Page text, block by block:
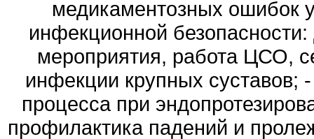
медикаментозных ошибок
инфекционной
мероприятия, работа ЦСО,
инфекции крупных суставов; -
процесса при
профилактика падений и